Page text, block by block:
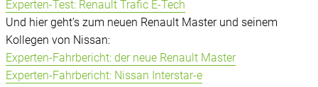
Experten-Test: Renault Trafic E-Tech
Und hier geht’s zum neuen Renault Master und seinem
Kollegen von Nissan:
Experten-Fahrbericht: der neue Renault Master
Experten-Fahrbericht: Nissan Interstar-e